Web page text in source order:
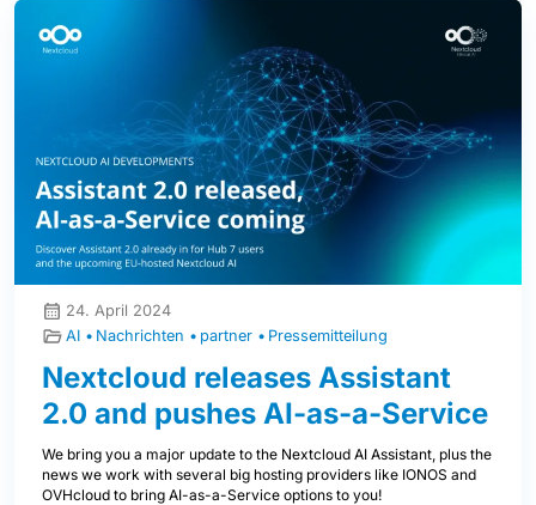
24. April 2024
AI
Nachrichten partner Pressemitteilung
Nextcloud releases Assistant
2.0 and pushes AI-as-a-Service
We bring you a major update to the Nextcloud AI Assistant, plus the
news we work with several big hosting providers like IONOS and
OVHcloud to bring AI-as-a-Service options to you!